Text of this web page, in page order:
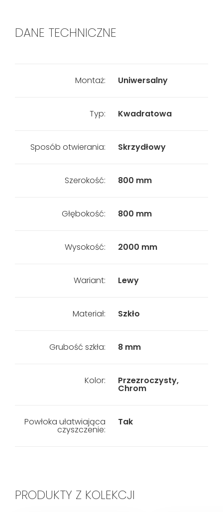
DANE TECHNICZNE
Montaż: Uniwersalny
Typ: Kwadratowa
Sposób otwierania: Skrzydłowy
Szerokość: 800 mm
Głębokość: 800 mm
Wysokość: 2000 mm
Wariant: Lewy
Materiał: Szkło
Grubość szkła: 8 mm
Kolor: Przezroczysty,
Chrom
Powłoka ułatwiająca
czyszczenie:
Tak
PRODUKTY Z KOLEKCJI